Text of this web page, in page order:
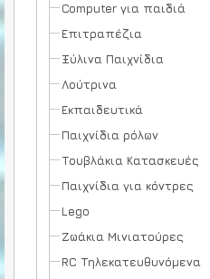
Computer για παιδιά
Επιτραπέζια
Ξύλινα Παιχνίδια
Λούτρινα
Εκπαιδευτικά
Παιχνίδια ρόλων
Τουβλάκια Κατασκευές
Παιχνίδια για κόντρες
Lego
Ζωάκια Μινιατούρες
RC Τηλεκατευθυνόμενα